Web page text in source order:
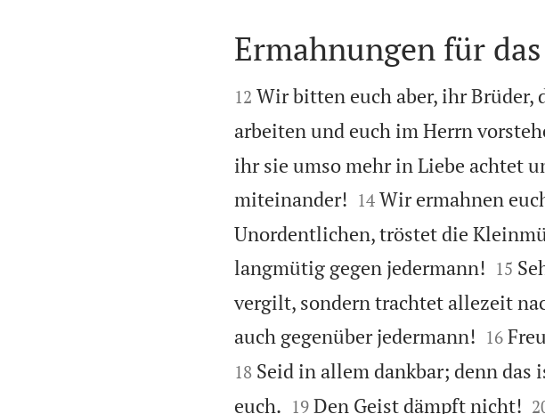

Ermahnungen für

12 Wir bitten euch aber, ihr Brüder,
arbeiten und euch im Herrn
ihr sie umso mehr in Liebe achtet
miteinander!
14 Wir ermahnen
Unordentlichen, tröstet die
langmütig gegen jedermann!
15
vergilt, sondern trachtet allezeit
auch gegenüber jedermann!
16
18 Seid in allem dankbar; denn
euch.
19 Den Geist dämpft nicht!